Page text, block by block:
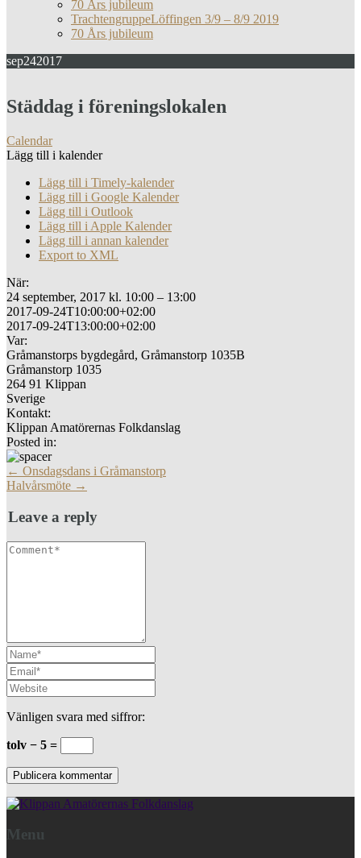
70 Års jubileum
TrachtengruppeLöffingen 3/9 – 8/9 2019
70 Års jubileum
sep242017
Städdag i föreningslokalen
Calendar
Lägg till i kalender
Lägg till i Timely-kalender
Lägg till i Google Kalender
Lägg till i Outlook
Lägg till i Apple Kalender
Lägg till i annan kalender
Export to XML
När:
24 september, 2017 kl. 10:00 – 13:00
2017-09-24T10:00:00+02:00
2017-09-24T13:00:00+02:00
Var:
Gråmanstorps bygdegård, Gråmanstorp 1035B
Gråmanstorp 1035
264 91 Klippan
Sverige
Kontakt:
Klippan Amatörernas Folkdanslag
Posted in:
More
Articles
← Onsdagsdans i Gråmanstorp
Halvårsmöte →
Leave a reply
Vänligen svara med siffror:
tolv − 5 =
Menu